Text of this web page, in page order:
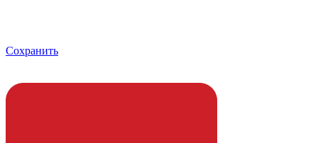
Сохранить